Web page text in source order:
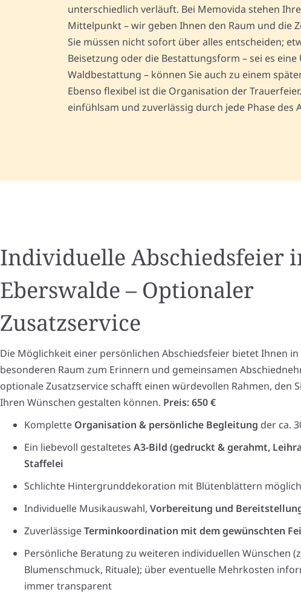
unterschiedlich verläuft. Bei Memovida stehen
Mittelpunkt – wir geben Ihnen den Raum und die
Sie müssen nicht sofort über alles entscheiden;
Beisetzung oder die Bestattungsform – sei es eine
Waldbestattung – können Sie auch zu einem
Ebenso flexibel ist die Organisation der
einfühlsam und zuverlässig durch jede Phase des
Individuelle Abschiedsfeier
Eberswalde – Optionaler
Zusatzservice
Die Möglichkeit einer persönlichen Abschiedsfeier bietet Ihnen in
besonderen Raum zum Erinnern und gemeinsamen
optionale Zusatzservice schafft einen würdevollen Rahmen, den
Ihren Wünschen gestalten können. Preis: 650 €
Komplette Organisation & persönliche Begleitung der ca.
Ein liebevoll gestaltetes A3-Bild (gedruckt & gerahmt,
Staffelei
Schlichte Hintergrunddekoration mit Blütenblättern möglich
Individuelle Musikauswahl, Vorbereitung und
ZuverlässigeTerminkoordination mit dem gewünschten
Persönliche Beratung zu weiteren individuellen Wünschen
Blumenschmuck, Rituale); über eventuelle Mehrkosten
immer transparent